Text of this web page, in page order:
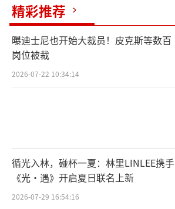
精彩推荐
曝迪士尼也开始大裁员！皮克斯等数百
岗位被裁
2026-07-22 10:34:14
循光入林，碰杯一夏：林里LINLEE携手
《光·遇》开启夏日联名上新
2026-07-29 16:54:16